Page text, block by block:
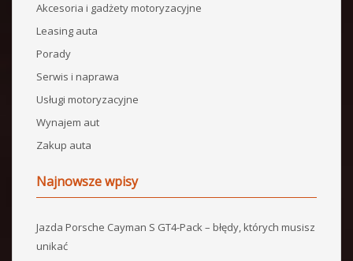
Akcesoria i gadżety motoryzacyjne
Leasing auta
Porady
Serwis i naprawa
Usługi motoryzacyjne
Wynajem aut
Zakup auta
Najnowsze wpisy
Jazda Porsche Cayman S GT4-Pack – błędy, których musisz
unikać